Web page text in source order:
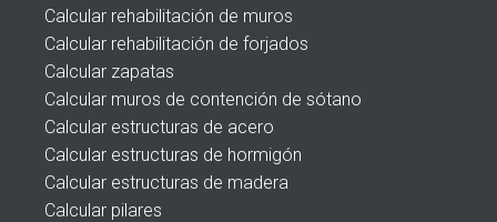
Calcular rehabilitación de muros
Calcular rehabilitación de forjados
Calcular zapatas
Calcular muros de contención de sótano
Calcular estructuras de acero
Calcular estructuras de hormigón
Calcular estructuras de madera
Calcular pilares